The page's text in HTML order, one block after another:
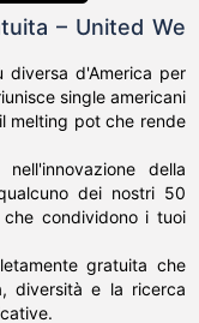
– United We
diversa d'America per
single americani
melting pot che rende
della
dei nostri 50
condividono i tuoi
gratuita che
diversità e la ricerca